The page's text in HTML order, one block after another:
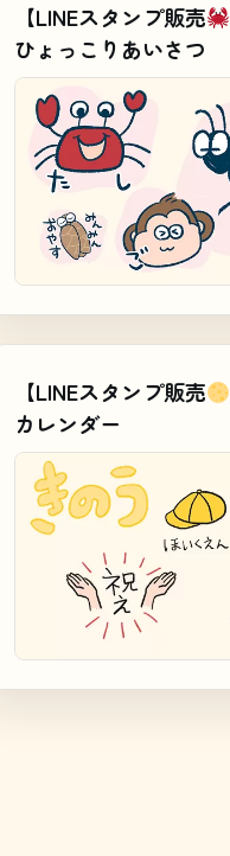
【LINEスタンプ販売
ひょっこりあいさつ
【LINEスタンプ販売
カレンダー